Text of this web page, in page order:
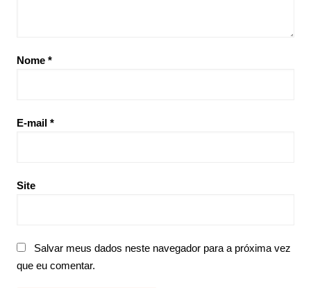
Nome *
E-mail *
Site
Salvar meus dados neste navegador para a próxima vez
que eu comentar.